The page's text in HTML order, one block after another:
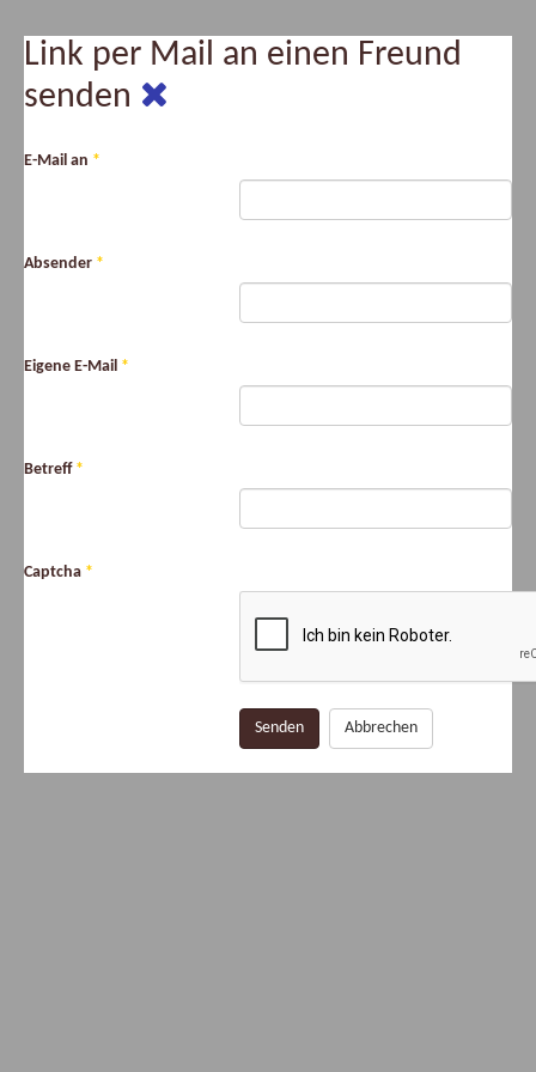
Link per Mail an einen Freund
senden
E-Mail an *
Absender *
Eigene E-Mail *
Betreff*
Captcha *
Senden Abbrechen